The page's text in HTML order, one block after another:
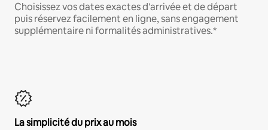
Choisissez vos dates exactes d'arrivée et de départ
puis réservez facilement en ligne, sans engagement
supplémentaire ni formalités administratives.*
La simplicité du prix au mois